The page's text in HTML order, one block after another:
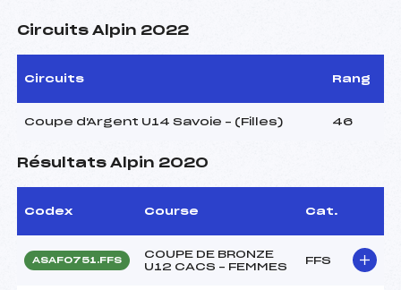
Circuits Alpin 2022
Circuits Rang
Coupe d'Argent U14 Savoie – (Filles) 46
Résultats Alpin 2020
Codex Course Cat.
ASAF0751.FFS
COUPE DE BRONZE
U12 CACS – FEMMES
FFS